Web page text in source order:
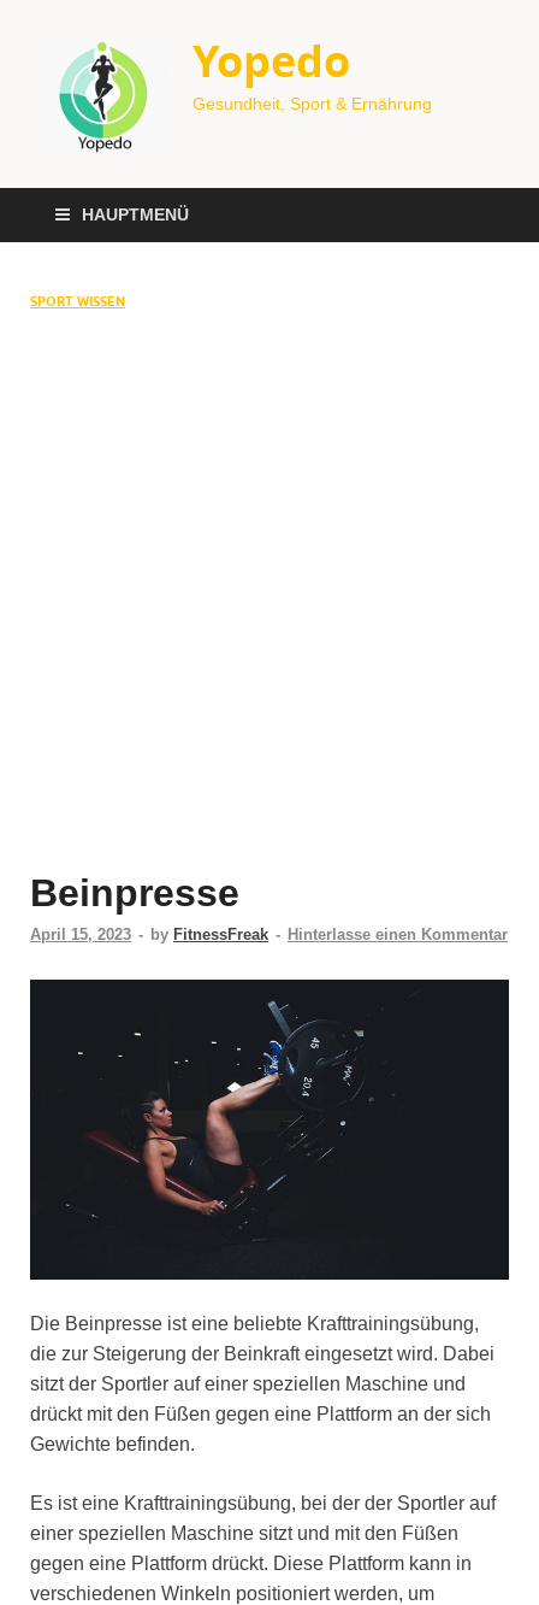
Yopedo
Gesundheit, Sport & Ernährung
HAUPTMENÜ
SPORT WISSEN
Beinpresse
April 15, 2023 - by FitnessFreak - Hinterlasse einen Kommentar
Die Beinpresse ist eine beliebte Krafttrainingsübung,
die zur Steigerung der Beinkraft eingesetzt wird. Dabei
sitzt der Sportler auf einer speziellen Maschine und
drückt mit den Füßen gegen eine Plattform an der sich
Gewichte befinden.
Es ist eine Krafttrainingsübung, bei der der Sportler auf
einer speziellen Maschine sitzt und mit den Füßen
gegen eine Plattform drückt. Diese Plattform kann in
verschiedenen Winkeln positioniert werden, um